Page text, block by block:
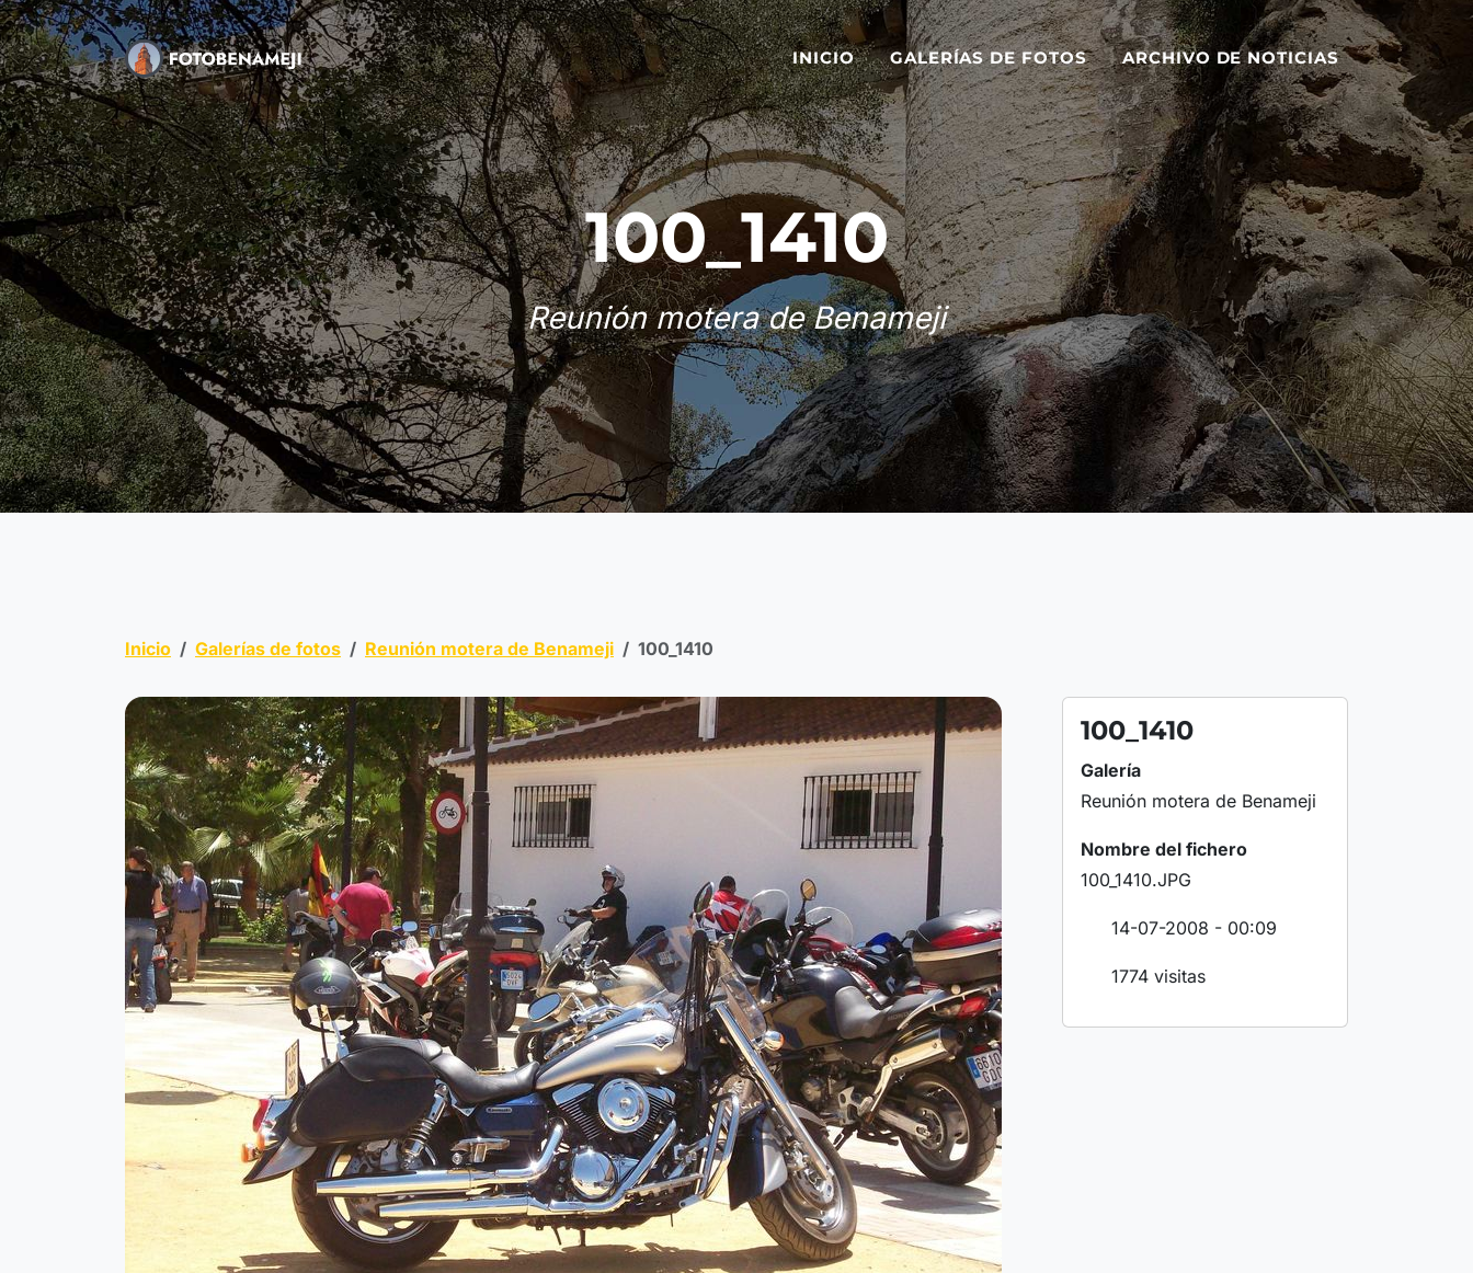
INICIO GALERÍAS DE FOTOS ARCHIVO DE NOTICIAS
100_1410
Reunión motera de Benameji
Inicio Galerías de fotos Reunión motera de Benameji 100_1410
100_1410
Galería
Reunión motera de Benameji
Nombre del fichero
100_1410.JPG
14-07-2008 - 00:09
1774 visitas